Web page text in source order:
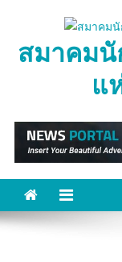
contentสมาคม
แ